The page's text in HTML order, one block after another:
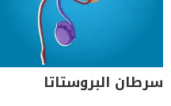
سرطان البروستاتا